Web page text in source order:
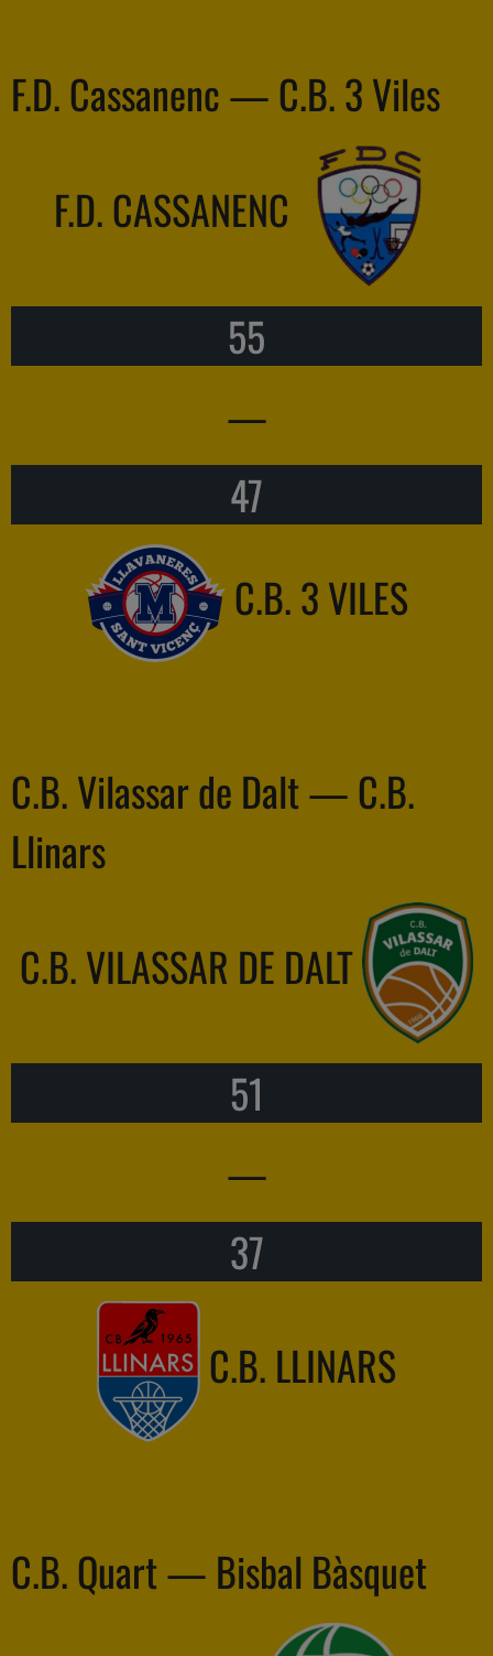
F.D. Cassanenc — C.B. 3 Viles
F.D. CASSANENC
55
—
47
C.B. 3 VILES
C.B. Vilassar de Dalt — C.B.
Llinars
C.B. VILASSAR DE DALT
51
—
37
C.B. LLINARS
C.B. Quart — Bisbal Bàsquet